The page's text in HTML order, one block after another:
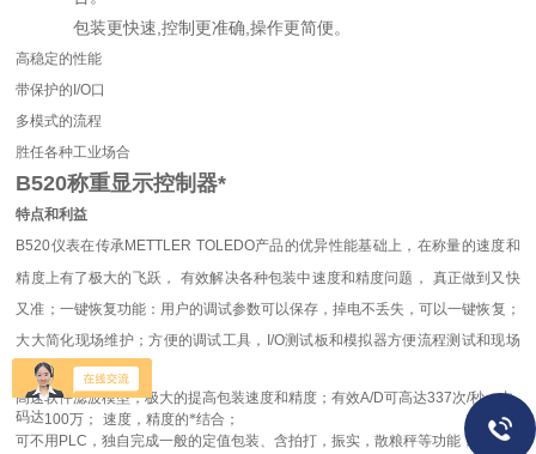
包装更快速,控制更准确,操作更简便。
高稳定的性能
带保护的 I/O口
多模式的流程
胜任各种工业场合
B520称重显示控制器*
特点和利益
B520仪表在传承METTLER TOLEDO产品的优异性能基础上，在称量的速度和
精度上有了极大的飞跃，
有效解决各种包装中速度和精度问题，
真正做到又快
又准；一键恢复功能：用户的调试参数可以保存，掉电不丢失，可以一键恢复；
大大简化现场维护；方便的调试工具，
I/O测试板和模拟器方便流程测试和现场
调试（选配件）
高速软件滤波模型，极大的提高包装速度和精度；有效A/D可高达337次/秒；内
码达100万；
速度，精度的*结合；
可不用 PLC ，独自完成一般的定值包装、含拍打，振实，散粮秤等功能；